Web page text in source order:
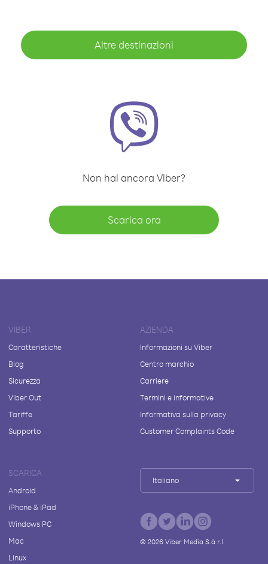
Altre destinazioni
Non hai ancora Viber?
Scarica ora
VIBER
Caratteristiche
Blog
Sicurezza
Viber Out
Tariffe
Supporto
AZIENDA
Informazioni su Viber
Centro marchio
Carriere
Termini e informative
Informativa sulla privacy
Customer Complaints Code
SCARICA
Android
iPhone & iPad
Windows PC
Mac
Linux
Italiano
© 2026Viber Media S.à r.l.